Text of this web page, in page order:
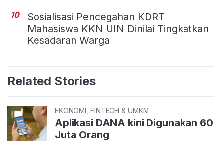
10
Sosialisasi Pencegahan KDRT
Mahasiswa KKN UIN Dinilai Tingkatkan
Kesadaran Warga
Related Stories
EKONOMI, FINTECH & UMKM
Aplikasi DANA kini Digunakan 60
Juta Orang